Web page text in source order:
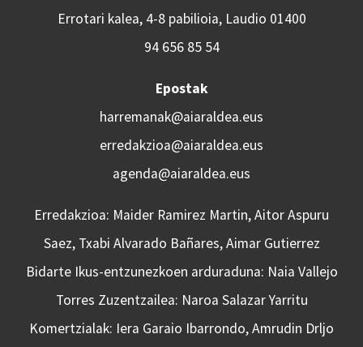
Errotari kalea, 4-8 pabilioia, Laudio 01400
94 656 85 54
Epostak
harremanak@aiaraldea.eus
erredakzioa@aiaraldea.eus
agenda@aiaraldea.eus
Erredakzioa: Maider Ramirez Martin, Aitor Aspuru
Saez, Txabi Alvarado Bañares, Aimar Gutierrez
Bidarte Ikus-entzunezkoen arduraduna: Naia Vallejo
Torres Zuzentzailea: Naroa Salazar Yarritu
Komertzialak: Iera Garaio Ibarrondo, Amrudin Drljo